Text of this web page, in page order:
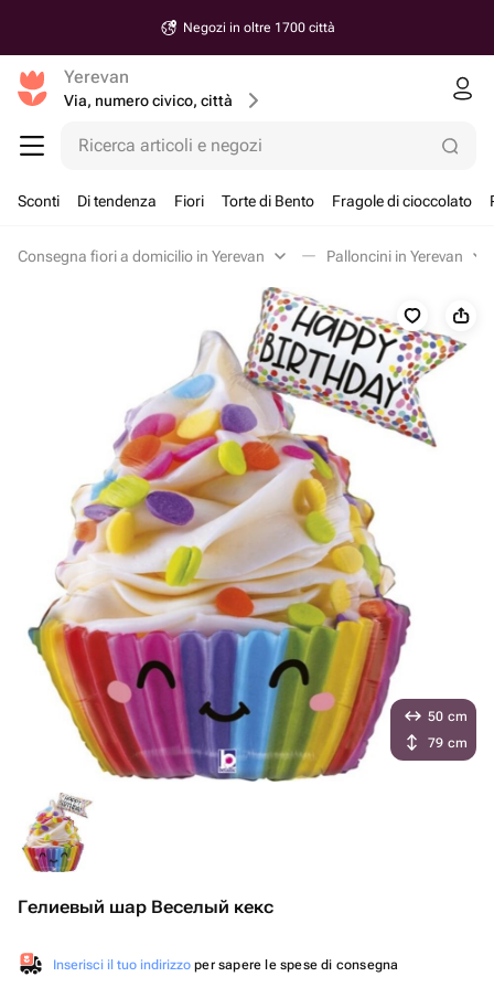
Negozi in oltre 1700 città
Yerevan
Via, numero civico, città
Ricerca articoli e negozi
Sconti Di tendenza Fiori Torte di Bento Fragole di cioccolato
Consegna fiori a domicilio in Yerevan Palloncini in Yerevan
Гелиевый шар Веселый кекс
Inserisci il tuo indirizzo per sapere le spese di consegna
50 cm
79 cm